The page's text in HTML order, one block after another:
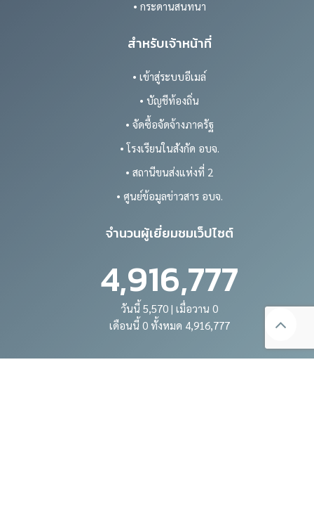
• กระดานสนทนา
สำหรับเจ้าหน้าที่
• เข้าสู่ระบบอีเมล์
• บัญชีท้องถิ่น
• จัดซื้อจัดจ้างภาครัฐ
• โรงเรียนในสังกัด อบจ.
• สถานีขนส่งแห่งที่ 2
• ศูนย์ข้อมูลข่าวสาร อบจ.
จำนวนผู้เยี่ยมชมเว็ปไซต์
4,916,777
วันนี้ 5,570 | เมื่อวาน 0
เดือนนี้ 0 ทั้งหมด 4,916,777